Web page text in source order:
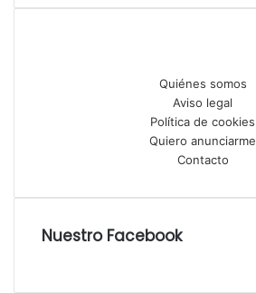
Quiénes somos
Aviso legal
Política de cookies
Quiero anunciarme
Contacto
Nuestro Facebook